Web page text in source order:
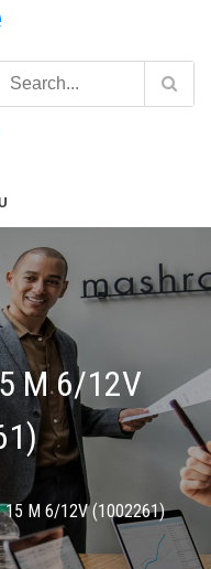
M 6/12V
15 M 6/12V (1002261)